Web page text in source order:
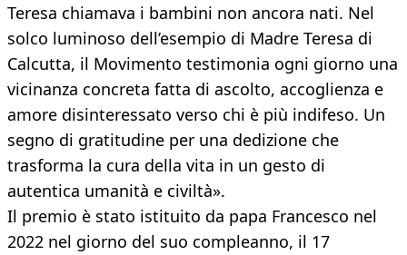
Teresa chiamava i bambini non ancora nati. Nel
solco luminoso dell’esempio di Madre Teresa di
Calcutta, il Movimento testimonia ogni giorno una
vicinanza concreta fatta di ascolto, accoglienza e
amore disinteressato verso chi è più indifeso. Un
segno di gratitudine per una dedizione che
trasforma la cura della vita in un gesto di
autentica umanità e civiltà».
Il premio è stato istituito da papa Francesco nel
2022 nel giorno del suo compleanno, il 17